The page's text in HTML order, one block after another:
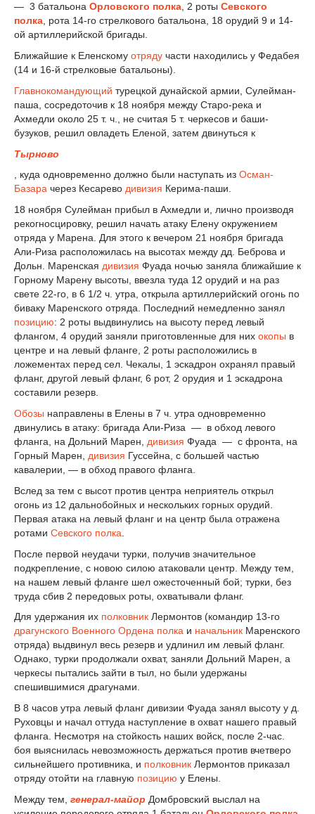
— 3 батальона Орловского полка , 2 роты Севского
полка , рота 14-го стрелкового батальона, 18 орудий 9 и 14-
ой артиллерийской бригады.
Ближайшие к Еленскому отряду части находились у Федабея
(14 и 16-й стрелковые батальоны).
Главнокомандующий турецкой дунайской армии, Сулейман-
паша, сосредоточив к 18 ноября между Старо-река и
Ахмедли около 25 т. ч., не считая 5 т. черкесов и баши-
бузуков, решил овладеть Еленой, затем двинуться к
Тырново
, куда одновременно должно были наступать из Осман-
Базара через Кесарево дивизия Керима-паши.
18 ноября Сулейман прибыл в Ахмедли и, лично производя
рекогносцировку, решил начать атаку Елену окружением
отряда у Марена. Для этого к вечером 21 ноября бригада
Али-Риза расположилась на высотах между дд. Беброва и
Дольн. Маренская дивизия Фуада ночью заняла ближайшие к
Горному Марену высоты, ввезла туда 12 орудий и на раз
свете 22-го, в 6 1/2 ч. утра, открыла артиллерийский огонь по
биваку Маренского отряда. Последний немедленно занял
позицию: 2 роты выдвинулись на высоту перед левый
флангом, 4 орудий заняли приготовленные для них окопы в
центре и на левый фланге, 2 роты расположились в
ложементах перед сел. Чекалы, 1 эскадрон охранял правый
фланг, другой левый фланг, 6 рот, 2 орудия и 1 эскадрона
составили резерв.
Обозы направлены в Елены в 7 ч. утра одновременно
двинулись в атаку: бригада Али-Риза — в обход левого
фланга, на Дольний Марен, дивизия Фуада — с фронта, на
Горный Марен, дивизия Гуссейна, с большей частью
кавалерии, — в обход правого фланга.
Вслед за тем с высот против центра неприятель открыл
огонь из 12 дальнобойных и нескольких горных орудий.
Первая атака на левый фланг и на центр была отражена
ротами Севского полка
После первой неудачи турки, получив значительное
подкрепление, с новою силою атаковали центр. Между тем,
на нашем левый фланге шел ожесточенный бой; турки, без
труда сбив 2 передовых роты, охватывали фланг.
Для удержания их полковник Лермонтов (командир 13-го
драгунского Военного Ордена полка и начальник Маренского
отряда) выдвинул весь резерв и удлинил им левый фланг.
Однако, турки продолжали охват, заняли Дольний Марен, а
черкесы пытались зайти в тыл, но были удержаны
спешившимися драгунами.
В 8 часов утра левый фланг дивизии Фуада занял высоту у д.
Руховцы и начал оттуда наступление в охват нашего правый
фланга. Несмотря на стойкость наших войск, после 2-час.
боя выяснилась невозможность держаться против вчетверо
сильнейшего противника, и полковник Лермонтов приказал
отряду отойти на главную позицию у Елены.
Между тем, генерал-майор Домбровский выслал на